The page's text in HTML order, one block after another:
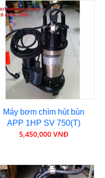
Máy bơm chìm hút bùn
APP 1HP SV 750(T)
5,450,000 VNĐ